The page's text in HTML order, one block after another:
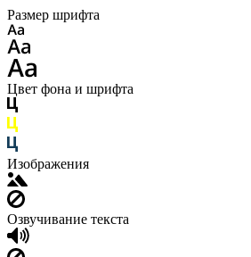
Размер шрифта
Цвет фона и шрифта
Изображения
Озвучивание текста